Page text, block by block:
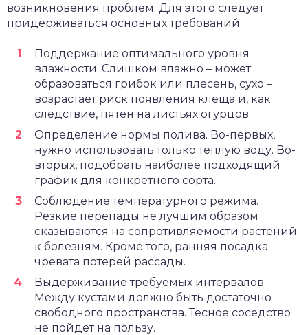
возникновения проблем. Для этого следует
придерживаться основных требований:
Поддержание оптимального уровня
влажности. Слишком влажно – может
образоваться грибок или плесень, сухо –
возрастает риск появления клеща и, как
следствие, пятен на листьях огурцов.
Определение нормы полива. Во-первых,
нужно использовать только теплую воду. Во-
вторых, подобрать наиболее подходящий
график для конкретного сорта.
Соблюдение температурного режима.
Резкие перепады не лучшим образом
сказываются на сопротивляемости растений
к болезням. Кроме того, ранняя посадка
чревата потерей рассады.
Выдерживание требуемых интервалов.
Между кустами должно быть достаточно
свободного пространства. Тесное соседство
не пойдет на пользу.